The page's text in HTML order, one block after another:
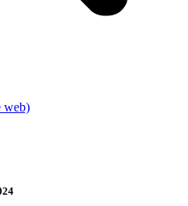
web)